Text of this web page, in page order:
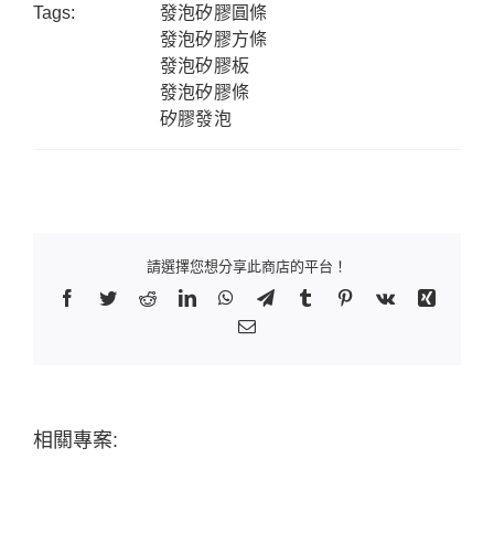
Tags:
發泡矽膠圓條
發泡矽膠方條
發泡矽膠板
發泡矽膠條
矽膠發泡
請選擇您想分享此商店的平台！
Facebook
TwitterRedditLinkedInWhatsApp
TelegramTumblr Pinterest
Vk
Xing
Email:
相關專案: